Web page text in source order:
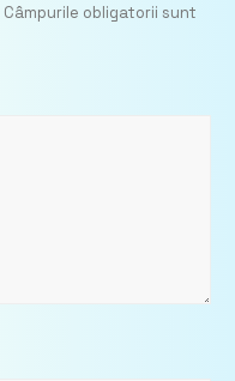
Câmpurile obligatorii sunt